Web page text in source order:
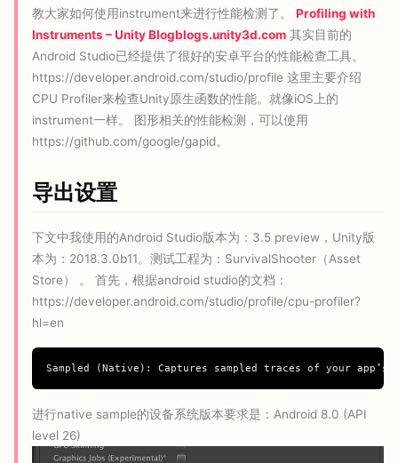
教大家如何使用instrument来进行性能检测了。 Profiling with
Instruments – Unity Blog​blogs.unity3d.com 其实目前的
Android Studio已经提供了很好的安卓平台的性能检查工具。
https://developer.android.com/studio/profile 这里主要介绍
CPU Profiler来检查Unity原生函数的性能。就像iOS上的
instrument一样。 图形相关的性能检测，可以使用
https://github.com/google/gapid。
导出设置
下文中我使用的Android Studio版本为：3.5 preview，Unity版
本为：2018.3.0b11。测试工程为：SurvivalShooter（Asset
Store） 。 首先，根据android studio的文档：
https://developer.android.com/studio/profile/cpu-profiler?
hl=en
进行native sample的设备系统版本要求是：Android 8.0 (API
level 26)